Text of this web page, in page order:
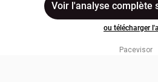
Pacevisor